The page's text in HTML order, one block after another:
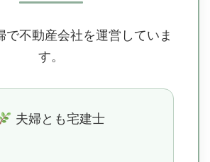
で不動産会社を運営していま
す。
夫婦とも宅建士